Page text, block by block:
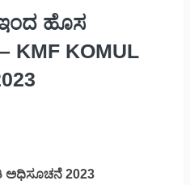
ಇಂದ ಹೊಸ
KMF KOMUL
ಅಧಿಸೂಚನೆ 2023